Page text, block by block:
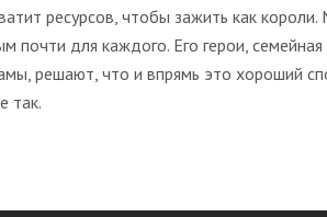
ресурсов, чтобы зажить как
почти для каждого. Его герои,
решают, что и впрямь это хороший
так.